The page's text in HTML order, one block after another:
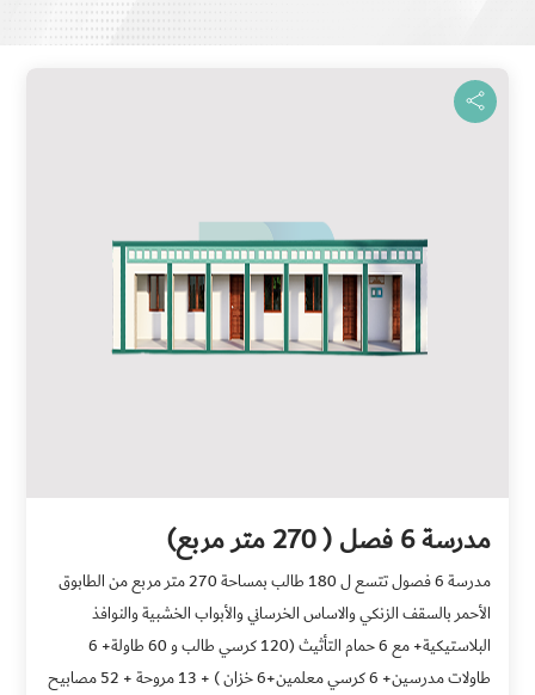
مدرسة 6 فصل ( 270 متر مربع)
مدرسة 6 فصول تتسع ل 180 طالب بمساحة 270 متر مربع من الطابوق
الأحمر بالسقف الزنكي والاساس الخرساني والأبواب الخشبية والنوافذ
البلاستيكية+ مع 6 حمام التأثيث (120 كرسي طالب و 60 طاولة+ 6
طاولات مدرسين+ 6 كرسي معلمين+6 خزان ) + 13 مروحة + 52 مصابيح